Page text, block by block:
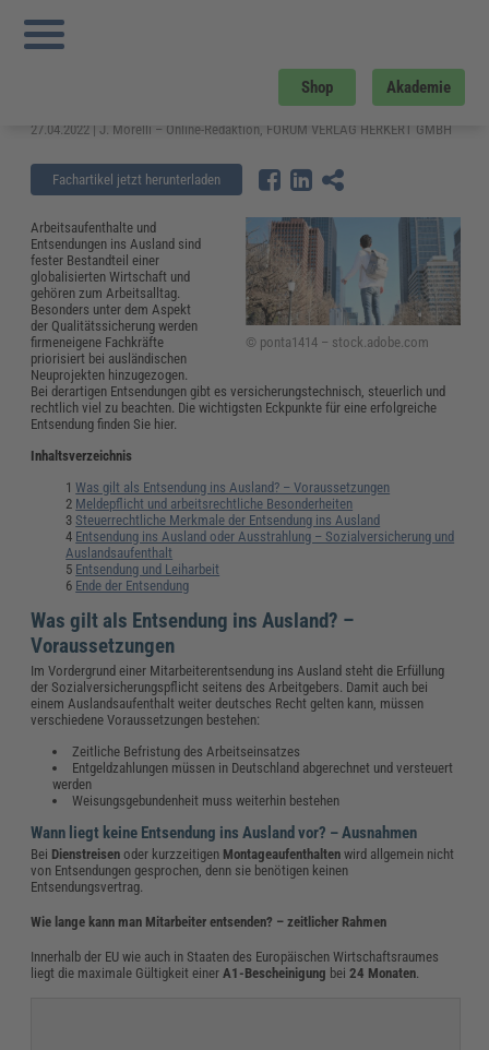
Shop Akademie
Sie sind hier:
Ausland: Voraussetzungen und Meldepflicht
Entsendung ins Ausland:
Voraussetzungen und Meldepflicht
27.04.2022 | J. Morelli – Online-Redaktion, FORUM VERLAG HERKERT GMBH
Fachartikel jetzt herunterladen
© ponta1414 – stock.adobe.com
Arbeitsaufenthalte und
Entsendungen ins Ausland sind
fester Bestandteil einer
globalisierten Wirtschaft und
gehören zum Arbeitsalltag.
Besonders unter dem Aspekt
der Qualitätssicherung werden
firmeneigene Fachkräfte
priorisiert bei ausländischen
Neuprojekten hinzugezogen.
Bei derartigen Entsendungen gibt es versicherungstechnisch, steuerlich und
rechtlich viel zu beachten. Die wichtigsten Eckpunkte für eine erfolgreiche
Entsendung finden Sie hier.
Inhaltsverzeichnis
Was gilt als Entsendung ins Ausland? – Voraussetzungen
Meldepflicht und arbeitsrechtliche Besonderheiten
Steuerrechtliche Merkmale der Entsendung ins Ausland
Entsendung ins Ausland oder Ausstrahlung – Sozialversicherung und
Auslandsaufenthalt
Entsendung und Leiharbeit
Ende der Entsendung
Was gilt als Entsendung ins Ausland? –
Voraussetzungen
Im Vordergrund einer Mitarbeiterentsendung ins Ausland steht die Erfüllung
der Sozialversicherungspflicht seitens des Arbeitgebers. Damit auch bei
einem Auslandsaufenthalt weiter deutsches Recht gelten kann, müssen
verschiedene Voraussetzungen bestehen:
Zeitliche Befristung des Arbeitseinsatzes
Entgeldzahlungen müssen in Deutschland abgerechnet und versteuert
werden
Weisungsgebundenheit muss weiterhin bestehen
Wann liegt keine Entsendung ins Ausland vor? – Ausnahmen
Bei Dienstreisen oder kurzzeitigen Montageaufenthalten wird allgemein nicht
von Entsendungen gesprochen, denn sie benötigen keinen
Entsendungsvertrag.
Wie lange kann man Mitarbeiter entsenden? – zeitlicher Rahmen
Innerhalb der EU wie auch in Staaten des Europäischen Wirtschaftsraumes
liegt die maximale Gültigkeit einerA1-Bescheinigung bei24 Monaten